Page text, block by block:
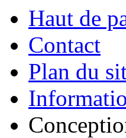
Haut de
Contact
Plan du